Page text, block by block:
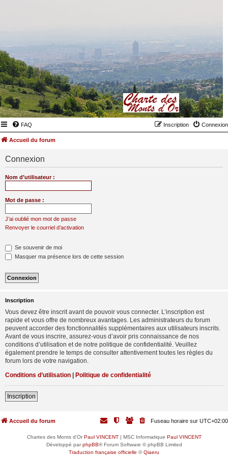
FAQ Connexion
Inscription
Accueil du forum
Connexion
Nom d’utilisateur :
Mot de passe :
J’ai oublié mon mot de passe
Renvoyer le courriel d’activation
Se souvenir de moi
Masquer ma présence lors de cette session
Inscription
Vous devez être inscrit avant de pouvoir vous connecter. L’inscription est
rapide et vous offre de nombreux avantages. Les administrateurs du forum
peuvent accorder des fonctionnalités supplémentaires aux utilisateurs inscrits.
Avant de vous inscrire, assurez-vous d’avoir pris connaissance de nos
conditions d’utilisation et de notre politique de confidentialité. Veuillez
également prendre le temps de consulter attentivement toutes les règles du
forum lors de votre navigation.
Conditions d’utilisation | Politique de confidentialité
Inscription
Accueil du forum Fuseau horaire sur UTC+02:00
Chartes des Monts d'OrPaul VINCENT| MSC Informatique Paul VINCENT
Développé parphpBB® Forum Software © phpBB Limited
Traduction française officielle ©Qiaeru